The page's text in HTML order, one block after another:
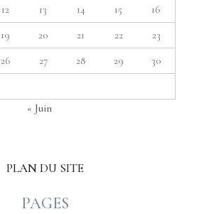
12 13 14 15
16
19 20 21 22
23
26 27 28 29
30
« Juin
PLAN DU SITE
PAGES